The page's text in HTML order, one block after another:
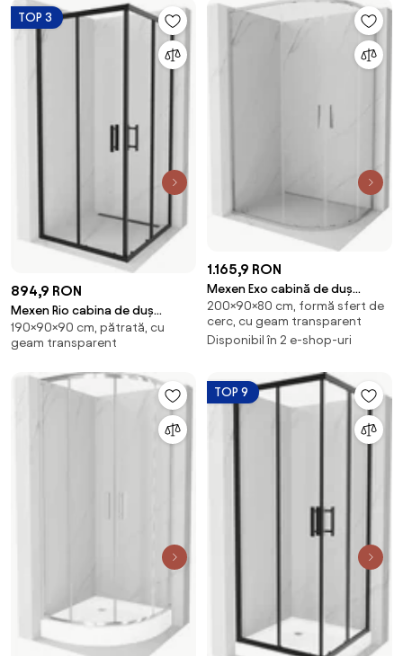
TOP 3
894,9 RON
Mexen Rio cabina de duș
pătrată 90 x 90 cm,
transparentă, neagră - 860-
190×90×90 cm, pătrată, cu
geam transparent
1.165,9 RON
Mexen Exo cabină de duș
semicirculară asimetrică
glisantă 90 x 80 cm,
transparent, crom - 8132-090-
200×90×80 cm, formă sfert de
cerc, cu geam transparent
Disponibil în 2 e-shop-uri
TOP 9